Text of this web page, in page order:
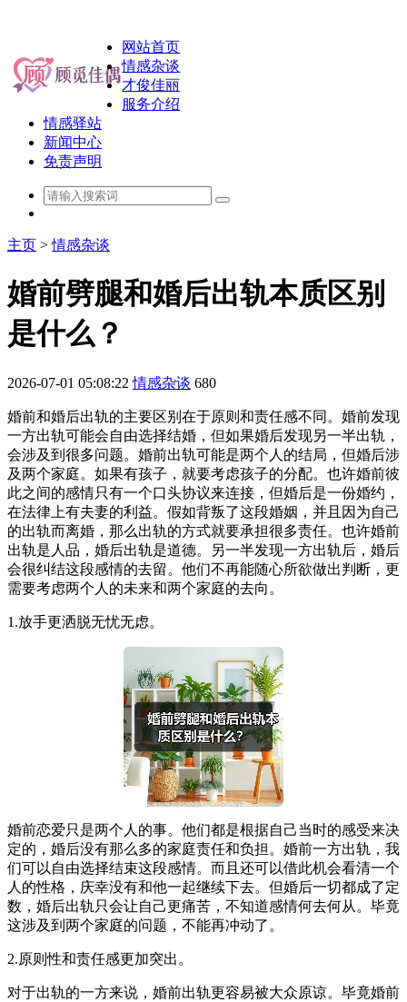
网站首页
情感杂谈
才俊佳丽
服务介绍
情感驿站
新闻中心
免责声明
主页 >情感杂谈
婚前劈腿和婚后出轨本质区别
是什么？
2026-07-01 05:08:22 情感杂谈 680
婚前和婚后出轨的主要区别在于原则和责任感不同。婚前发现
一方出轨可能会自由选择结婚，但如果婚后发现另一半出轨，
会涉及到很多问题。婚前出轨可能是两个人的结局，但婚后涉
及两个家庭。如果有孩子，就要考虑孩子的分配。也许婚前彼
此之间的感情只有一个口头协议来连接，但婚后是一份婚约，
在法律上有夫妻的利益。假如背叛了这段婚姻，并且因为自己
的出轨而离婚，那么出轨的方式就要承担很多责任。也许婚前
出轨是人品，婚后出轨是道德。另一半发现一方出轨后，婚后
会很纠结这段感情的去留。他们不再能随心所欲做出判断，更
需要考虑两个人的未来和两个家庭的去向。
1.放手更洒脱无忧无虑。
婚前恋爱只是两个人的事。他们都是根据自己当时的感受来决
定的，婚后没有那么多的家庭责任和负担。婚前一方出轨，我
们可以自由选择结束这段感情。而且还可以借此机会看清一个
人的性格，庆幸没有和他一起继续下去。但婚后一切都成了定
数，婚后出轨只会让自己更痛苦，不知道感情何去何从。毕竟
这涉及到两个家庭的问题，不能再冲动了。
2.原则性和责任感更加突出。
对于出轨的一方来说，婚前出轨更容易被大众原谅。毕竟婚前